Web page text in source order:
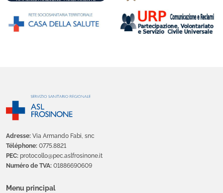
Adresse: Via Armando Fabi, snc
Téléphone: 0775.8821
PEC: protocollo@pec.aslfrosinone.it
Numéro de TVA: 01886690609
Menu principal